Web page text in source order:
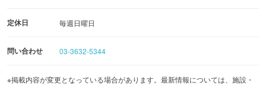
定休日 毎週日曜日
問い合わせ 03-3632-5344
※掲載内容が変更となっている場合があります。最新情報については、施設・